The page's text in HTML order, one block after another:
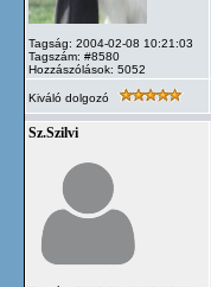
Tagság: 2004-02-08 10:21:03
Tagszám: #8580
Hozzászólások: 5052
Kiváló dolgozó
Sz.Szilvi